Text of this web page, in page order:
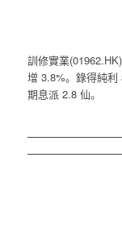
訓修實業
增 3.8%。錄得純
期息派 2.8 仙。